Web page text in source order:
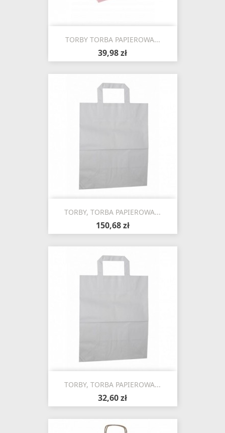
TORBY TORBA PAPIEROWA...
39,98 zł
TORBY, TORBA PAPIEROWA...
150,68 zł
TORBY, TORBA PAPIEROWA...
32,60 zł